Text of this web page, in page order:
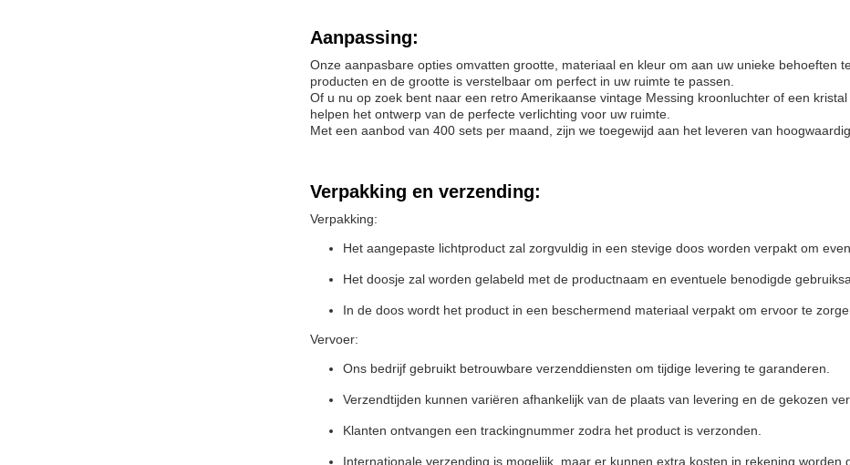
Aanpassing:
Onze aanpasbare opties omvatten grootte, materiaal en kleur om aan uw unieke behoeften
producten en de grootte is verstelbaar om perfect in uw ruimte te passen.
Of u nu op zoek bent naar een retro Amerikaanse vintage Messing kroonluchter of een
helpen het ontwerp van de perfecte verlichting voor uw ruimte.
Met een aanbod van 400 sets per maand, zijn we toegewijd aan het leveren van
Verpakking en verzending:
Verpakking:
Het aangepaste lichtproduct zal zorgvuldig in een stevige doos worden verpakt om
Het doosje zal worden gelabeld met de productnaam en eventuele benodigde
In de doos wordt het product in een beschermend materiaal verpakt om ervoor te
Vervoer:
Ons bedrijf gebruikt betrouwbare verzenddiensten om tijdige levering te garanderen.
Verzendtijden kunnen variëren afhankelijk van de plaats van levering en de gekozen
Klanten ontvangen een trackingnummer zodra het product is verzonden.
Internationale verzending is mogelijk, maar er kunnen extra kosten in rekening worden